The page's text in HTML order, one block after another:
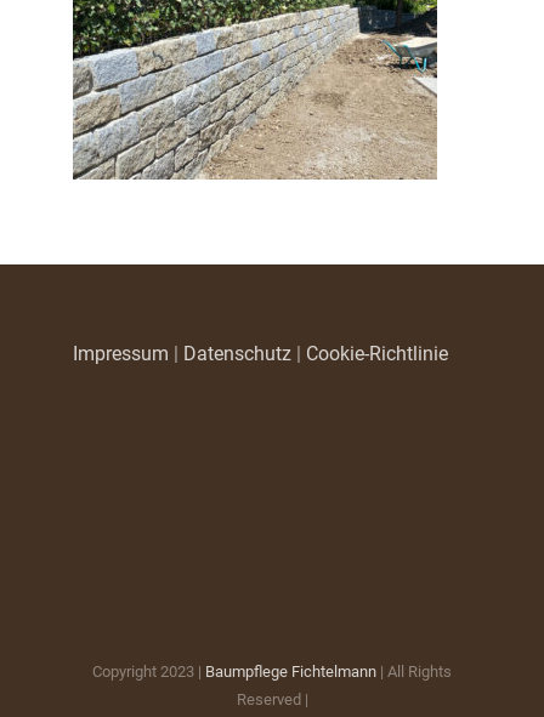
Impressum | Datenschutz | Cookie-Richtlinie
Copyright 2023 | Baumpflege Fichtelmann | All Rights
Reserved |